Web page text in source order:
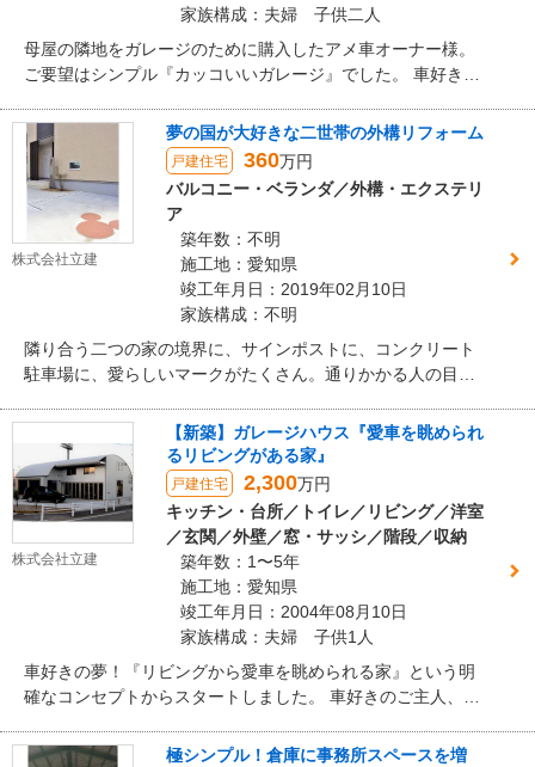
家族構成：夫婦 子供二人
母屋の隣地をガレージのために購入したアメ車オーナー様。
ご要望はシンプル『カッコいいガレージ』でした。 車好きの
株式会社立建
夢の国が大好きな二世帯の外構リフォーム
戸建住宅 360万円
バルコニー・ベランダ／外構・エクステリ
ア
築年数：不明
施工地：愛知県
竣工年月日：2019年02月10日
家族構成：不明
隣り合う二つの家の境界に、サインポストに、コンクリート
駐車場に、愛らしいマークがたくさん。通りかかる人の目も
株式会社立建
【新築】ガレージハウス『愛車を眺められ
るリビングがある家』
戸建住宅 2,300万円
キッチン・台所／トイレ／リビング／洋室
／玄関／外壁／窓・サッシ／階段／収納
築年数：1〜5年
施工地：愛知県
竣工年月日：2004年08月10日
家族構成：夫婦 子供1人
車好きの夢！『リビングから愛車を眺められる家』という明
確なコンセプトからスタートしました。 車好きのご主人、そ
れいい！」が詰まったガレージハウスです。
極シンプル！倉庫に事務所スペースを増